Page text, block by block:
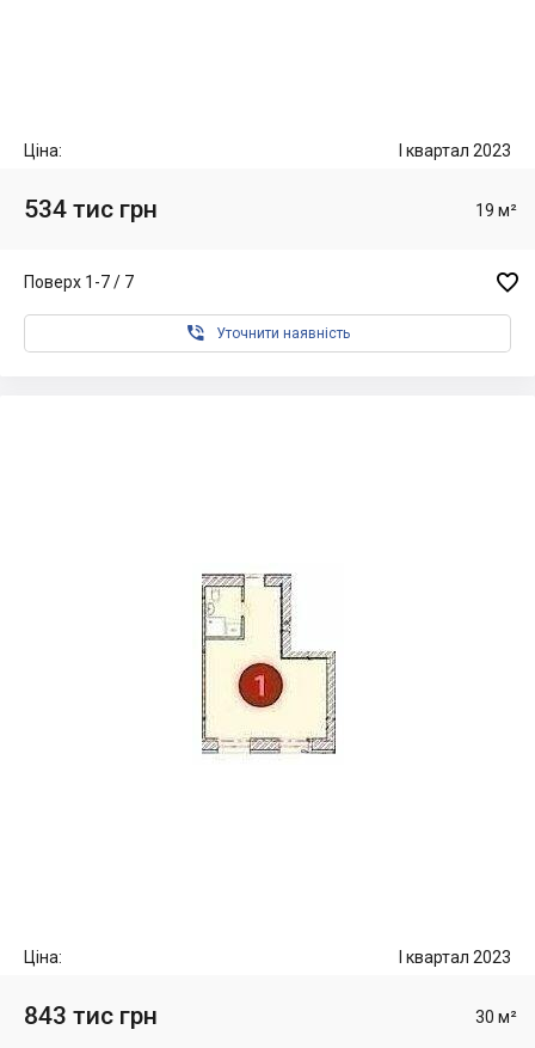
Ціна: I квартал 2023
534 тис грн 19 м²
Поверх 1-7 / 7 
 Уточнити наявність
Ціна: I квартал 2023
843 тис грн 30 м²